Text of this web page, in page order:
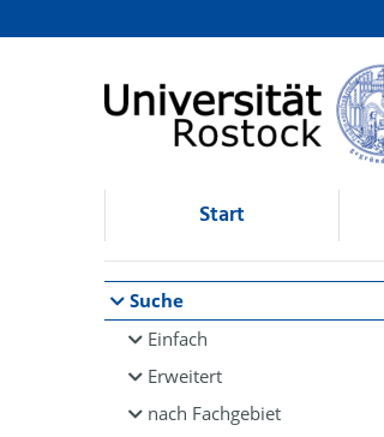
Browsen
direkt zum Inhalt
Start
Suche
Einfach
Erweitert
nach Fachgebiet